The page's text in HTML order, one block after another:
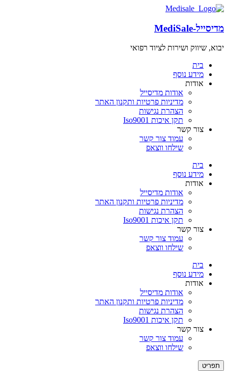
שִׂים
בְּאֲתָר
מֻפְעֶלֶת
לִנְגִישׁוּת
מדיסייל-MediSale
יבוא, שיווק ושירות לציוד רפואי
בית
מידע נוסף
אודות
אודות מדיסייל
מדיניות פרטיות ותקנון האתר
הצהרת נגישות
תקן איכות Iso9001
צור קשר
עמוד צור קשר
שילחו ווצאפ
בית
מידע נוסף
אודות
אודות מדיסייל
מדיניות פרטיות ותקנון האתר
הצהרת נגישות
תקן איכות Iso9001
צור קשר
עמוד צור קשר
שילחו ווצאפ
בית
מידע נוסף
אודות
אודות מדיסייל
מדיניות פרטיות ותקנון האתר
הצהרת נגישות
תקן איכות Iso9001
צור קשר
עמוד צור קשר
שילחו ווצאפ
תפריט